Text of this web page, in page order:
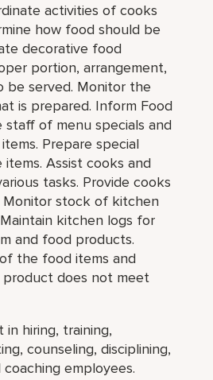
activities of cooks
how food should be
decorative food
portion, arrangement,
be served. Monitor the
is prepared. Inform Food
staff of menu specials and
Prepare special
Assist cooks and
tasks. Provide cooks
Monitor stock of kitchen
kitchen logs for
and food products.
the food items and
does not meet
in hiring, training,
counseling, disciplining,
employees.